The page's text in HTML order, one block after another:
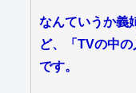
なんていうか義
ど、「TVの中
です。